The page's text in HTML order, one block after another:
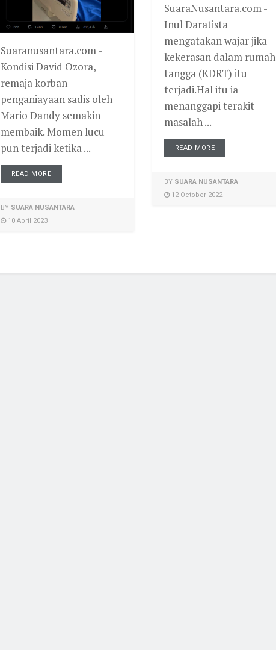
Suaranusantara.com -
Kondisi David Ozora,
remaja korban
penganiayaan sadis oleh
Mario Dandy semakin
membaik. Momen lucu
pun terjadi ketika ...
READ MORE
BY SUARA NUSANTARA
10 April 2023
SuaraNusantara.com -
Inul Daratista
mengatakan wajar jika
kekerasan dalam rumah
tangga (KDRT) itu
terjadi.Hal itu ia
menanggapi terakit
masalah ...
READ MORE
BY SUARA NUSANTARA
12 October 2022